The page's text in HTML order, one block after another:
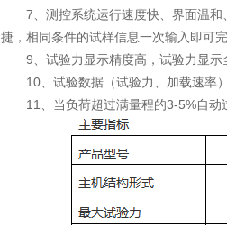
7、测控系统运行速度快、界面温
捷，相同条件的试样信息一次输入即可
9、试验力显示精度高，试验力显示
10、试验数据（试验力、加载速率
11、当负荷超过满量程的3-5%自动